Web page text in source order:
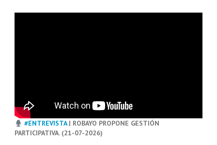
#ENTREVISTA| ROBAYO PROPONE GESTIÓN
PARTICIPATIVA. (21-07-2026)